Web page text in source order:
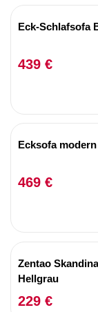
Eck-Schlafsofa
439 €
Ecksofa
469 €
Zentao
Hellgrau
229 €